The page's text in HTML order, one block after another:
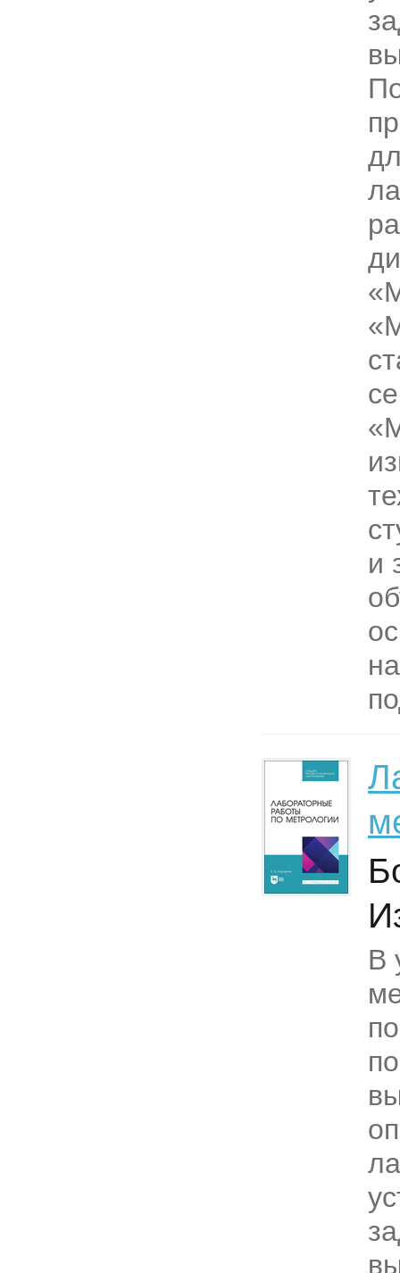
и
В